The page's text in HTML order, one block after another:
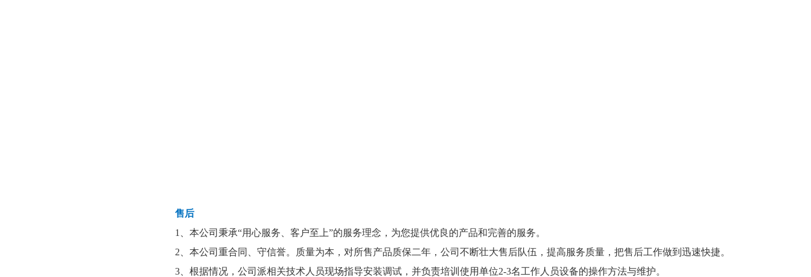
售后
1、本公司秉承“用心服务、客户至上”的服务理念，为您提供优良的产品和完善的服务。
2、本公司重合同、守信誉。质量为本，对所售产品质保二年，公司不断壮大售后队伍，提高服务质量，把售后工作做到迅速快捷。
3、根据情况，公司派相关技术人员现场指导安装调试，并负责培训使用单位2-3名工作人员设备的操作方法与维护。